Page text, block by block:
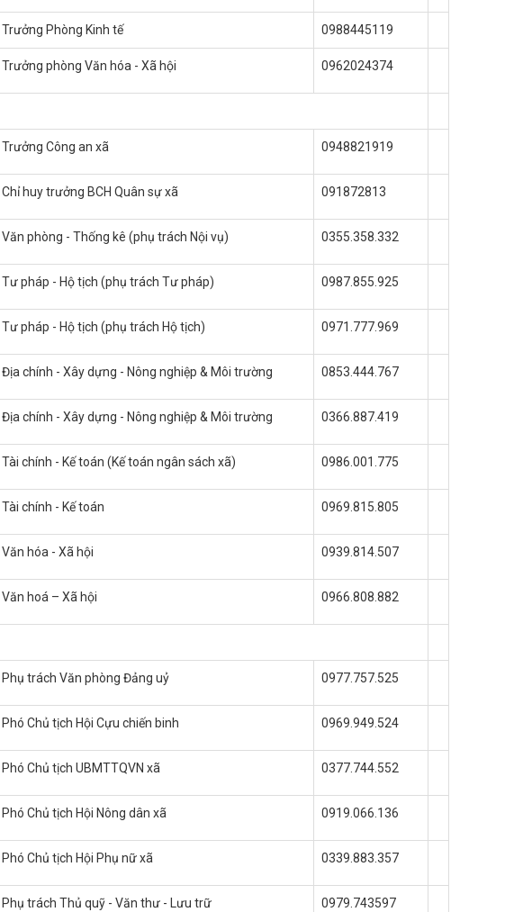
Trưởng Phòng Kinh tế 0988445119
Trưởng phòng Văn hóa - Xã hội 0962024374
Trưởng Công an xã 0948821919
Chỉ huy trưởng BCH Quân sự xã 091872813
Văn phòng - Thống kê (phụ trách Nội vụ) 0355.358.332
Tư pháp - Hộ tịch (phụ trách Tư pháp) 0987.855.925
Tư pháp - Hộ tịch (phụ trách Hộ tịch) 0971.777.969
Địa chính - Xây dựng - Nông nghiệp & Môi trường 0853.444.767
Địa chính - Xây dựng - Nông nghiệp & Môi trường 0366.887.419
Tài chính - Kế toán (Kế toán ngân sách xã) 0986.001.775
Tài chính - Kế toán 0969.815.805
Văn hóa - Xã hội 0939.814.507
Văn hoá – Xã hội 0966.808.882
Phụ trách Văn phòng Đảng uỷ 0977.757.525
Phó Chủ tịch Hội Cựu chiến binh 0969.949.524
Phó Chủ tịch UBMTTQVN xã 0377.744.552
Phó Chủ tịch Hội Nông dân xã 0919.066.136
Phó Chủ tịch Hội Phụ nữ xã 0339.883.357
Phụ trách Thủ quỹ - Văn thư - Lưu trữ 0979.743597